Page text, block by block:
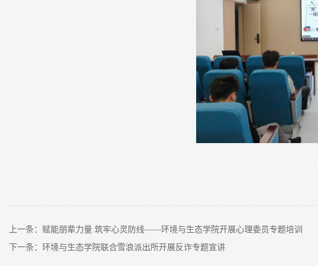
上一条：赋能朋辈力量 筑牢心灵防线——环境与生态学院开展心理委员专题培训
下一条：环境与生态学院联合雪浪派出所开展反诈专题宣讲